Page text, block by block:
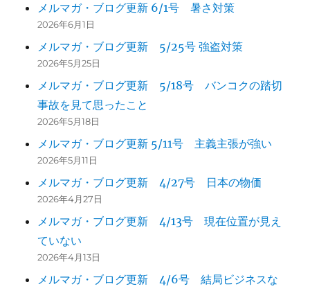
メルマガ・ブログ更新 6/1号 暑さ対策
2026年6月1日
メルマガ・ブログ更新 5/25号 強盗対策
2026年5月25日
メルマガ・ブログ更新 5/18号 バンコクの踏切
事故を見て思ったこと
2026年5月18日
メルマガ・ブログ更新 5/11号 主義主張が強い
2026年5月11日
メルマガ・ブログ更新 4/27号 日本の物価
2026年4月27日
メルマガ・ブログ更新 4/13号 現在位置が見え
ていない
2026年4月13日
メルマガ・ブログ更新 4/6号 結局ビジネスな